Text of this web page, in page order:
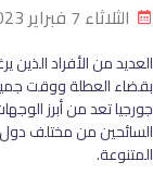
الثلاثاء 7 فبراير 2023
العديد من الأفراد الذين
بقضاء العطلة ووقت
جورجيا تعد من أبرز
السائحين من مختلف دول
المتنوعة.